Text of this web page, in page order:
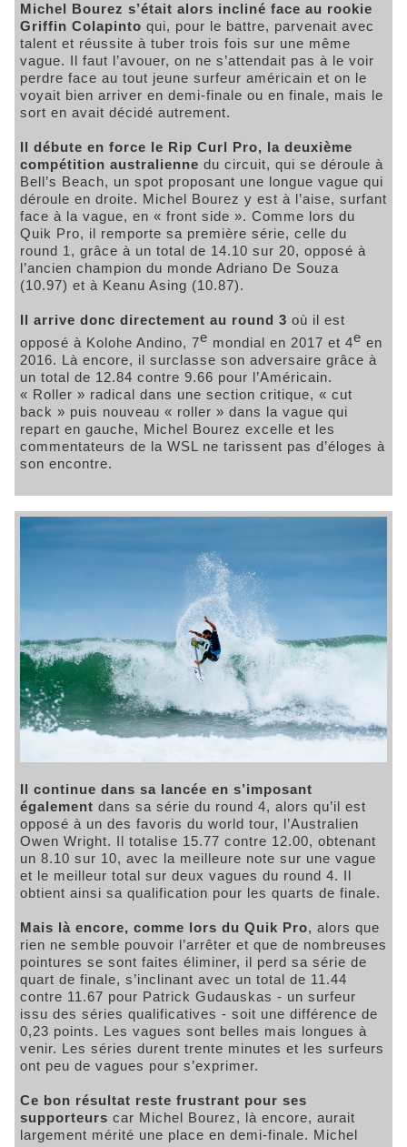
Michel Bourez s’était alors incliné face au rookie
Griffin Colapinto qui, pour le battre, parvenait avec
talent et réussite à tuber trois fois sur une même
vague. Il faut l’avouer, on ne s’attendait pas à le voir
perdre face au tout jeune surfeur américain et on le
voyait bien arriver en demi-finale ou en finale, mais le
sort en avait décidé autrement.
Il débute en force le Rip Curl Pro, la deuxième
compétition australienne du circuit, qui se déroule à
Bell’s Beach, un spot proposant une longue vague qui
déroule en droite. Michel Bourez y est à l’aise, surfant
face à la vague, en « front side ». Comme lors du
Quik Pro, il remporte sa première série, celle du
round 1, grâce à un total de 14.10 sur 20, opposé à
l’ancien champion du monde Adriano De Souza
(10.97) et à Keanu Asing (10.87).
Il arrive donc directement au round 3 où il est
opposé à Kolohe Andino, 7e mondial en 2017 et 4e en
2016. Là encore, il surclasse son adversaire grâce à
un total de 12.84 contre 9.66 pour l’Américain.
« Roller » radical dans une section critique, « cut
back » puis nouveau « roller » dans la vague qui
repart en gauche, Michel Bourez excelle et les
commentateurs de la WSL ne tarissent pas d’éloges à
son encontre.
Il continue dans sa lancée en s’imposant
également dans sa série du round 4, alors qu’il est
opposé à un des favoris du world tour, l’Australien
Owen Wright. Il totalise 15.77 contre 12.00, obtenant
un 8.10 sur 10, avec la meilleure note sur une vague
et le meilleur total sur deux vagues du round 4. Il
obtient ainsi sa qualification pour les quarts de finale.
Mais là encore, comme lors du Quik Pro, alors que
rien ne semble pouvoir l’arrêter et que de nombreuses
pointures se sont faites éliminer, il perd sa série de
quart de finale, s’inclinant avec un total de 11.44
contre 11.67 pour Patrick Gudauskas - un surfeur
issu des séries qualificatives - soit une différence de
0,23 points. Les vagues sont belles mais longues à
venir. Les séries durent trente minutes et les surfeurs
ont peu de vagues pour s’exprimer.
Ce bon résultat reste frustrant pour ses
supporteurs car Michel Bourez, là encore, aurait
largement mérité une place en demi-finale. Michel